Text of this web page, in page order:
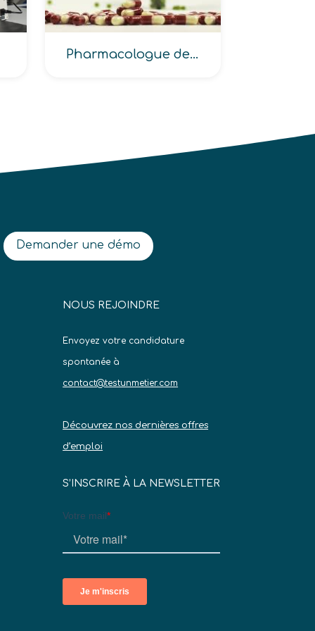
Pharmacologue de l’industrie
Demander une démo
NOUS REJOINDRE
Envoyez votre candidature
spontanée à
contact@testunmetier.com
Découvrez nos dernières offres
d’emploi
S’INSCRIRE À LA NEWSLETTER